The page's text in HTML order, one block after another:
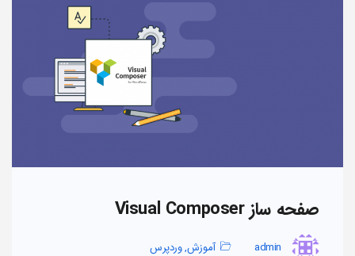
صفحه ساز Visual Composer
admin آموزش,وردپرس